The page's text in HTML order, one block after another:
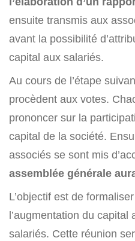
ensuite transmis aux
avant la possibilité
capital aux salariés.
Au cours de l’étape
procèdent aux votes.
prononcer sur la
capital de la société.
associés se sont mis
assemblée générale
L’objectif est de
l’augmentation du
salariés. Cette réunion